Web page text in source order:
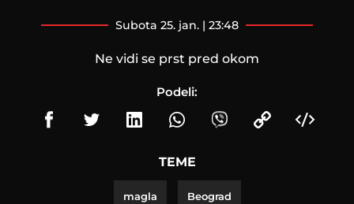
subota 25. jan. | 23:48
Ne vidi se prst pred okom
Podeli:
TEME
magla Beograd